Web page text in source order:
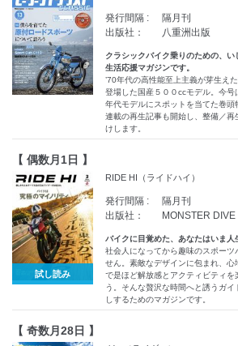
発行間隔 :
隔月刊
出版社：
八重洲出版
クラシックバイク乗りのための、
生活応援マガジンです。
’70年代の高性能至上主義が芽生え
登場した国産５００ccモデル。今号
年代モデルにスポットを当てた巻
連載の再生記事も開始し、整備／
けします。
【 偶数月1日 】
試し読み
RIDE HI（ライドハイ）
発行間隔 :
隔月刊
出版社：
MONSTER DIVE
バイクに目覚めた、あなたはいま人
社会人になってから趣味のスポーツ
せん。素敵なデザインに包まれ、
で是ほど解放感とアクティビティを
う。そんな贅沢な時間へと誘うガ
しするためのマガジンです。
【 奇数月28日 】